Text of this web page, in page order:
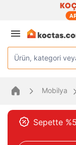
Ürün, kategori
Mobilya
Sepette